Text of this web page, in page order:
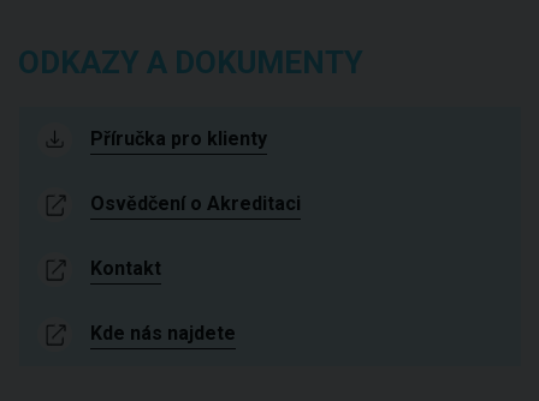
ODKAZY A DOKUMENTY
Příručka pro klienty
Osvědčení o Akreditaci
Kontakt
Kde nás najdete